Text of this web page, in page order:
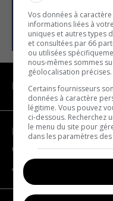
NAVIGATION
Become a partner
Contact us
About us
Vos données à
informations liées à
uniques et autres types
et consultées par 66
ou utilisées
nous-mêmes sommes
géolocalisation précises.
Certains fournisseurs
données à caractère
légitime. Vous pouvez
ci-dessous. Recherchez
le menu du site pour
dans les paramètres